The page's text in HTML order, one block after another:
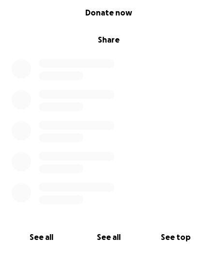
Share
Donate now
See all See all See top